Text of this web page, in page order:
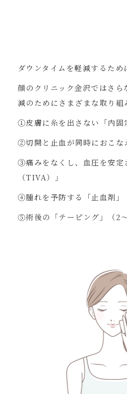
ダウンタイムを軽減するため
顔のクリニック金沢ではさら
減のためにさまざまな取り組
①皮膚に糸を出さない「内固
②切開と止血が同時におこな
③痛みをなくし、血圧を安定
（TIVA）」
④腫れを予防する「止血剤」
⑤術後の「テーピング」（2～